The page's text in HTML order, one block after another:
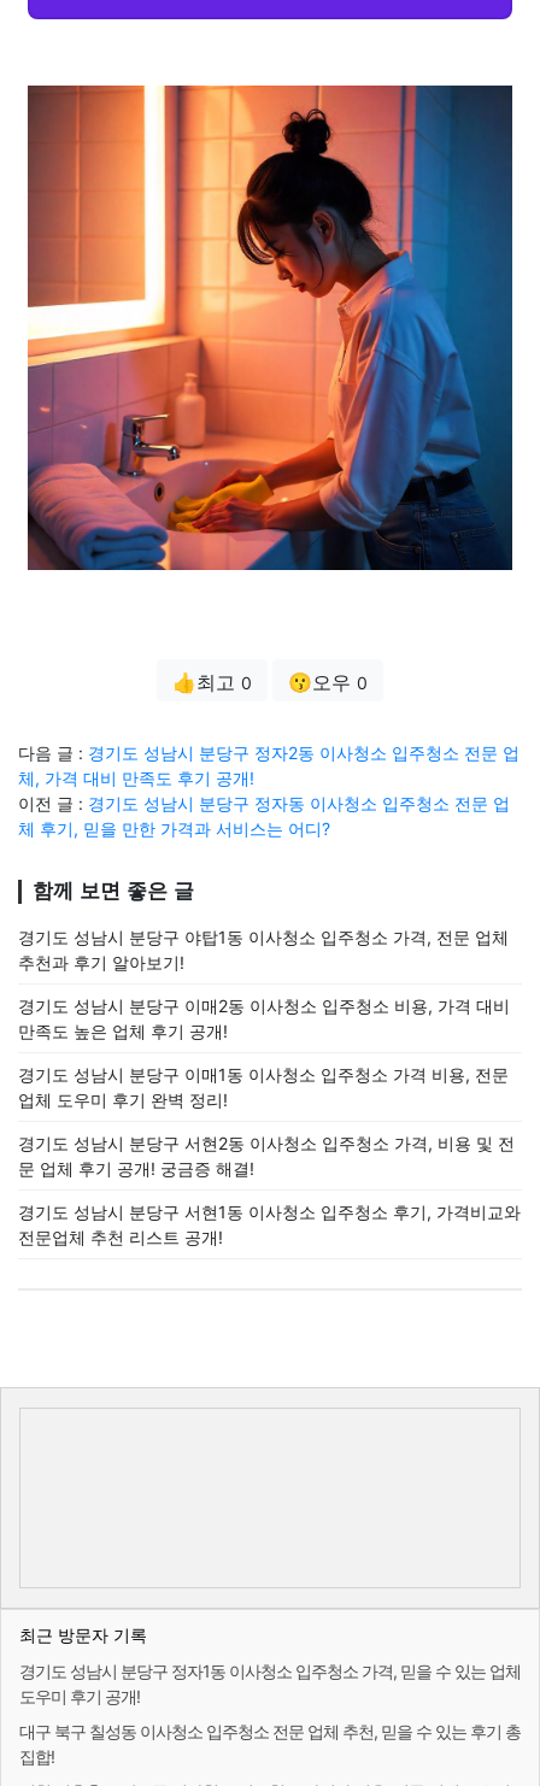
👍최고 0 😗오우 0
다음 글 : 경기도 성남시 분당구 정자2동 이사청소 입주청소 전문 업
체, 가격 대비 만족도 후기 공개!
이전 글 : 경기도 성남시 분당구 정자동 이사청소 입주청소 전문 업
체 후기, 믿을 만한 가격과 서비스는 어디?
함께 보면 좋은 글
경기도 성남시 분당구 야탑1동 이사청소 입주청소 가격, 전문 업체
추천과 후기 알아보기!
경기도 성남시 분당구 이매2동 이사청소 입주청소 비용, 가격 대비
만족도 높은 업체 후기 공개!
경기도 성남시 분당구 이매1동 이사청소 입주청소 가격 비용, 전문
업체 도우미 후기 완벽 정리!
경기도 성남시 분당구 서현2동 이사청소 입주청소 가격, 비용 및 전
문 업체 후기 공개! 궁금증 해결!
경기도 성남시 분당구 서현1동 이사청소 입주청소 후기, 가격비교와
전문업체 추천 리스트 공개!
최근 방문자 기록
경기도 성남시 분당구 정자1동 이사청소 입주청소 가격, 믿을 수 있는 업체
도우미 후기 공개!
대구 북구 칠성동 이사청소 입주청소 전문 업체 추천, 믿을 수 있는 후기 총
집합!